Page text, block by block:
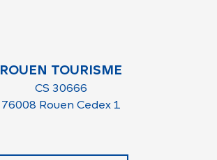
ROUEN TOURISME
CS 30666
76008 Rouen Cedex 1